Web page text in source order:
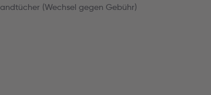
(Wechsel gegen Gebühr)